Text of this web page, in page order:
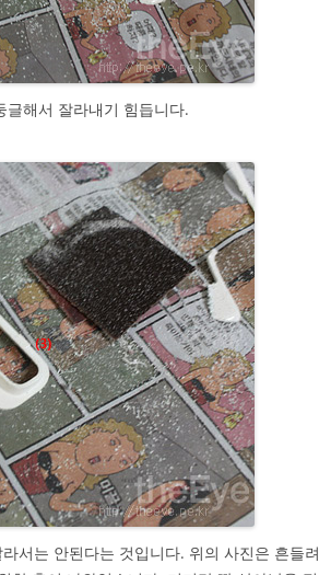
해서 잘라내기 힘듭니다.
서는 안된다는 것입니다. 위의 사진은 흔들려